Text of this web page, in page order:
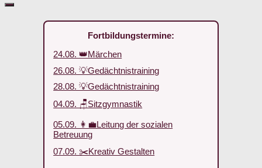
Fortbildungstermine:
24.08. 👑Märchen
26.08. 💡Gedächtnistraining
28.08. 💡Gedächtnistraining
04.09. 🪑Sitzgymnastik
05.09. 👩‍💼Leitung der sozialen
Betreuung
07.09. ✂️Kreativ Gestalten